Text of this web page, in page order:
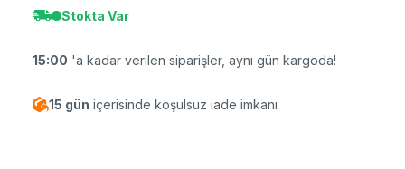
Stokta Var
15:00 'a kadar verilen siparişler, aynı gün kargoda!
15 gün içerisinde koşulsuz iade imkanı